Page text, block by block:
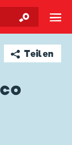
Taschenbuch ☰
➦ Teilen